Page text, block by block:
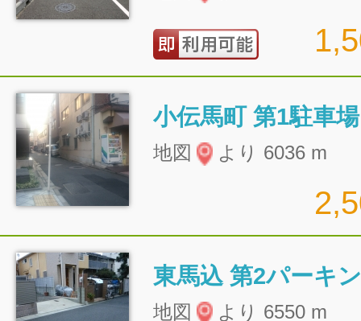
小伝馬町 第1駐車場
地図 より 6036 m
東馬込 第2パーキ
地図 より 6550 m